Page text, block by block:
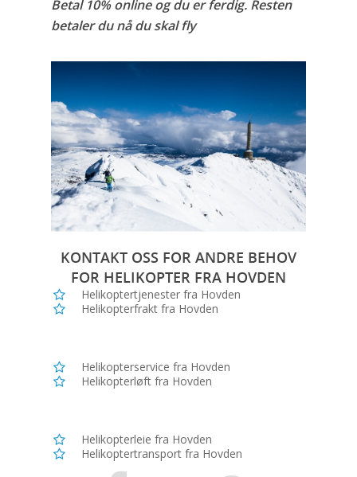
Betal 10% online og du er ferdig. Resten
betaler du nå du skal fly
KONTAKT OSS FOR ANDRE BEHOV
FOR HELIKOPTER FRA HOVDEN
Helikoptertjenester fra Hovden
Helikopterfrakt fra Hovden
Helikopterservice fra Hovden
Helikopterløft fra Hovden
Helikopterleie fra Hovden
Helikoptertransport fra Hovden